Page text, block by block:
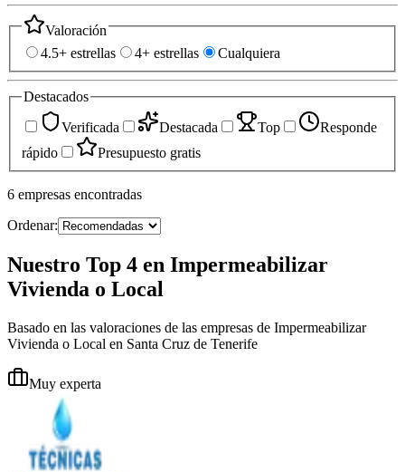
Valoración
4.5+ estrellas
4+ estrellas Cualquiera
Destacados
Verificada
Destacada Top
Responde
rápido
Presupuesto gratis
6 empresas encontradas
Ordenar:
Nuestro Top 4 en Impermeabilizar
Vivienda o Local
Basado en las valoraciones de las empresas de Impermeabilizar
Vivienda o Local en Santa Cruz de Tenerife
Muy experta